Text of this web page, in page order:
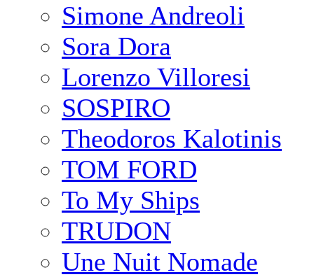
Simone Andreoli
Sora Dora
Lorenzo Villoresi
SOSPIRO
Theodoros Kalotinis
TOM FORD
To My Ships
TRUDON
Une Nuit Nomade